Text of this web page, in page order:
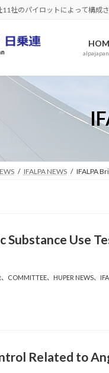
社のパイロットによって構成さ
IFALPA NEWS IFALPA
Substance Use
、 COMMITTEE、 HUPER NEWS、
Related to